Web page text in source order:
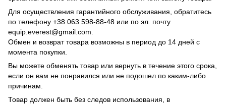
Для осуществления гарантийного обслуживания, обратитесь
по телефону +38 063 598-88-48 или по эл. почту
equip.everest@gmail.com.
Обмен и возврат товара возможны в период до 14 дней с
момента покупки.
Вы можете обменять товар или вернуть в течение этого срока,
если он вам не понравился или не подошел по каким-либо
причинам.
Товар должен быть без следов использования, в